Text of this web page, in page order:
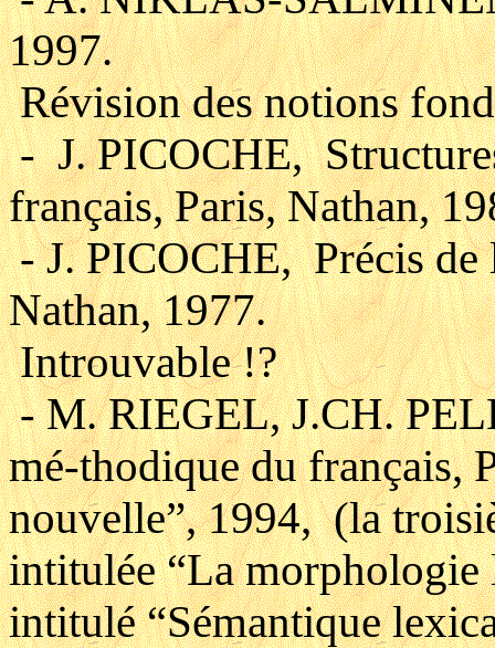
1997.
Révision des notions
- J. PICOCHE,
français, Paris, Nathan,
- J. PICOCHE, Précis de
Nathan, 1977.
Introuvable !?
- M. RIEGEL, J.CH.
mé-thodique du français,
nouvelle”, 1994, (la
intitulée “La
intitulé “Sémantique